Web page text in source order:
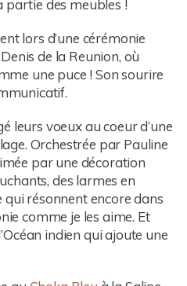
partie des meubles !
lors d’une cérémonie
de la Reunion, où
une puce ! Son sourire
leurs voeux au coeur d’une
Orchestrée par Pauline
par une décoration
des larmes en
qui résonnent encore dans
comme je les aime. Et
indien qui ajoute une